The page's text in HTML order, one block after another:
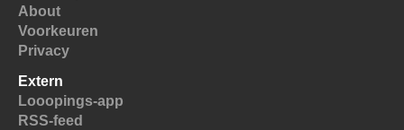
About
Voorkeuren
Privacy
Extern
Looopings-app
RSS-feed